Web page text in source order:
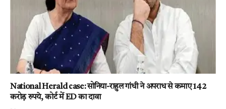
National Herald case: सोनिया-राहुल गांधी ने अपराध से कमाए 142
करोड़ रुपये, कोर्ट में ED का दावा